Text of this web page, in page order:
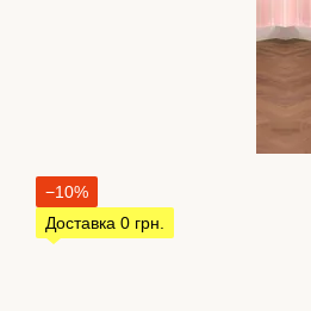
−10%
Доставка 0 грн.